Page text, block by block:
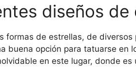
diseños de
formas de estrellas, de
buena opción para tatuarse en
en este lugar, donde